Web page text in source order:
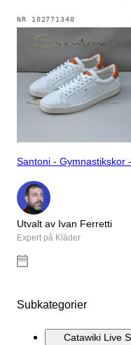
NR 102771340
Santoni - Gymnastikskor
Utvalt av Ivan Ferretti
Expert på Kläder
Subkategorier
Catawiki Live